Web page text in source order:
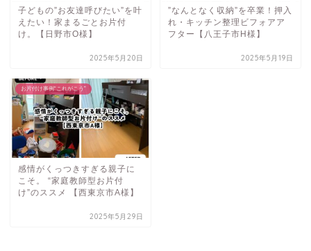
子どもの”お友達呼びたい”を叶
えたい！家まるごとお片付
け。【日野市O様】
2025年5月20日
”なんとなく収納”を卒業！押入
れ・キッチン整理ビフォアア
フター【八王子市H様】
2025年5月19日
お片付け事例“これがこう”
感情がくっつきすぎる親子に
こそ。 “家庭教師型お片付
け”のススメ 【西東京市A様】
2025年5月29日